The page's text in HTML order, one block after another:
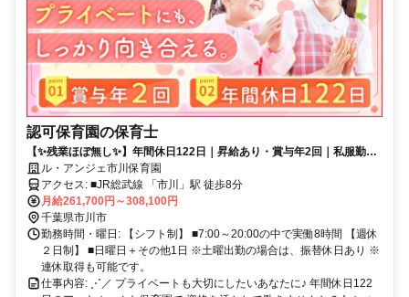
認可保育園の保育士
【✨️残業ほぼ無し✨️】年間休日122日｜昇給あり・賞与年2回｜私服勤務
OK｜月給30万円可能｜社宅あり
ル・アンジェ市川保育園
アクセス: ■JR総武線 「市川」駅 徒歩8分
月給261,700円～308,100円
千葉県市川市
勤務時間・曜日: 【シフト制】 ■7:00～20:00の中で実働8時間 【週休
２日制】 ■日曜日＋その他1日 ※土曜出勤の場合は、振替休日あり ※
連休取得も可能です。
仕事内容: ⋰／ プライベートも大切にしたいあなたに♪ 年間休日122